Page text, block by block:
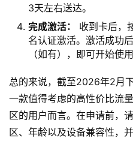
3天左右送达。
完成激活：
收到卡后，
名认证激活。激活成功
（如有），即可开始使用
总的来说，截至2026年2月
一款值得考虑的高性价比流
区的用户而言。在申请前，
区、年龄以及设备兼容性，